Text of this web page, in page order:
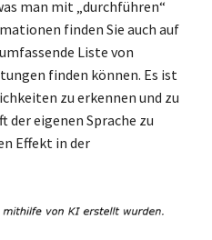
man mit „durchführen“
finden Sie auch auf
Liste von
finden können. Es ist
zu erkennen und zu
der eigenen Sprache zu
Effekt in der